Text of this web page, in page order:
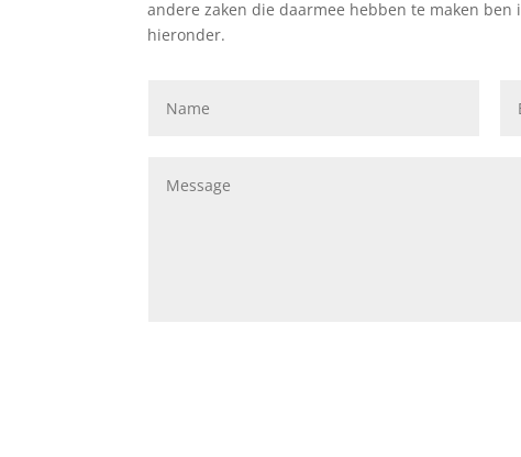
andere zaken die daarmee hebben te maken
hieronder.